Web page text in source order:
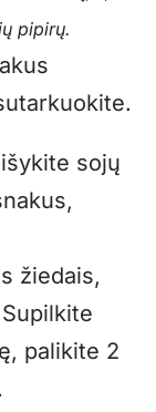
pipirų.
sojų
žiedais,
palikite 2